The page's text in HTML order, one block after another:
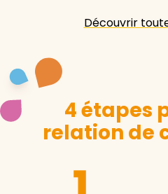
Découvrir
4 étapes
relation de